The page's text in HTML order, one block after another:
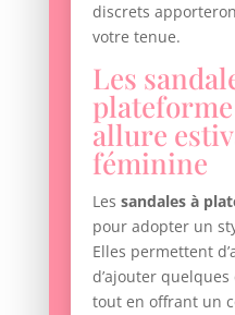
discrets
votre tenue.
Les
allure
féminine
Les sandales à
pour adopter un
Elles permettent
d’ajouter
tout en offrant un